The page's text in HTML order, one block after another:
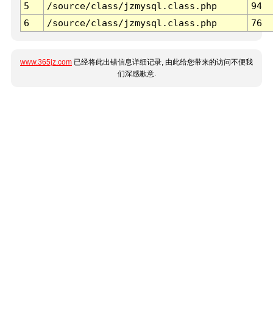
5
/source/class/jzmysql.class.php
94
6
/source/class/jzmysql.class.php 76
www.365jz.com 已经将此出错信息详细记录, 由此给您带来的访问不便我
们深感歉意.